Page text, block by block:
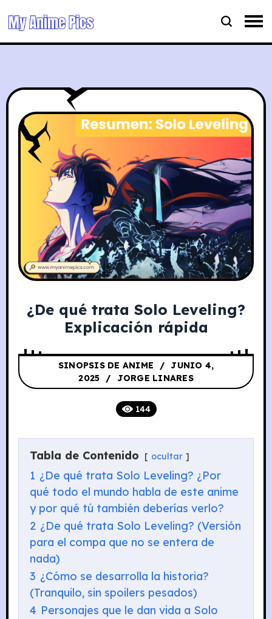
¿De qué trata Solo Leveling?
Explicación rápida
SINOPSIS DE ANIME
JUNIO 4,
2025
JORGE LINARES
144
Tabla de Contenido ocultar
1 ¿De qué trata Solo Leveling? ¿Por
qué todo el mundo habla de este anime
y por qué tú también deberías verlo?
2 ¿De qué trata Solo Leveling? (Versión
para el compa que no se entera de
nada)
3 ¿Cómo se desarrolla la historia?
(Tranquilo, sin spoilers pesados)
4 Personajes que le dan vida a Solo